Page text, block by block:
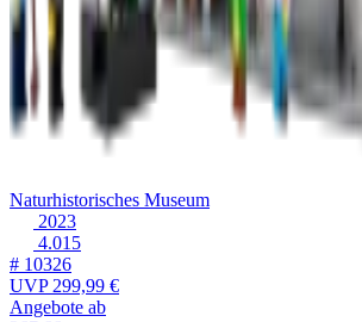
Naturhistorisches Museum
2023
4.015
# 10326
UVP299,99 €
Angebote ab